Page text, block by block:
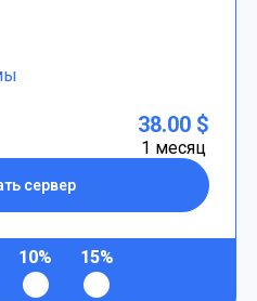
сервер
38.00 $
1 месяц
10% 15%